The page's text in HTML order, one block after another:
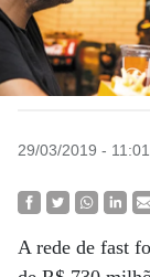
29/03/2019 - 11:01
A rede de fast